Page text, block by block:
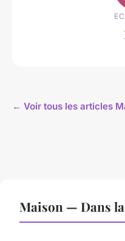
← Voir tous les articles
Maison — Dans